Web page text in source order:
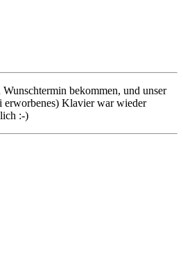
bekommen, und unser
erworbenes) Klavier war wieder
:-)